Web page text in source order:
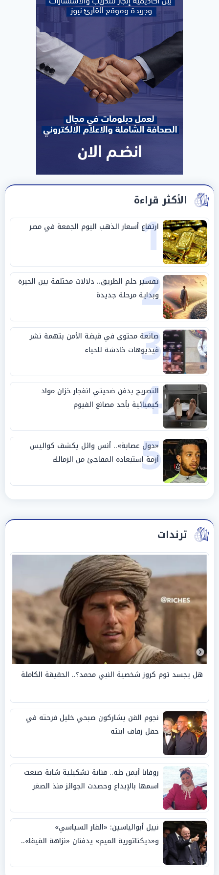
الأكثر قراءة
1
ارتفاع أسعار الذهب اليوم الجمعة في مصر
2
تفسير حلم الطريق.. دلالات مختلفة بين الحيرة
وبداية مرحلة جديدة
3
صانعة محتوى في قبضة الأمن بتهمة نشر
فيديوهات خادشة للحياء
4
التصريح بدفن ضحيتي انفجار خزان مواد
كيميائية بأحد مصانع الفيوم
5
«دول عصابة».. أنس وائل يكشف كواليس
أزمة استبعاده المفاجئ من الزمالك
ترندات
هل يجسد توم كروز شخصية النبي محمد؟.. الحقيقة الكاملة
نجوم الفن يشاركون صبحي خليل فرحته في
حفل زفاف ابنته
روفانا أيمن طه.. فنانة تشكيلية شابة صنعت
اسمها بالإبداع وحصدت الجوائز منذ الصغر
نبيل أبوالياسين: «الفار السياسي»
و«ديكتاتورية الميم» يدفنان «نزاهة الفيفا»..